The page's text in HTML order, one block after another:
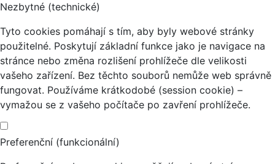
Nezbytné (technické)
Tyto cookies pomáhají s tím, aby byly webové stránky
použitelné. Poskytují základní funkce jako je navigace na
stránce nebo změna rozlišení prohlížeče dle velikosti
vašeho zařízení. Bez těchto souborů nemůže web správně
fungovat. Používáme krátkodobé (session cookie) –
vymažou se z vašeho počítače po zavření prohlížeče.
Preferenční (funkcionální)